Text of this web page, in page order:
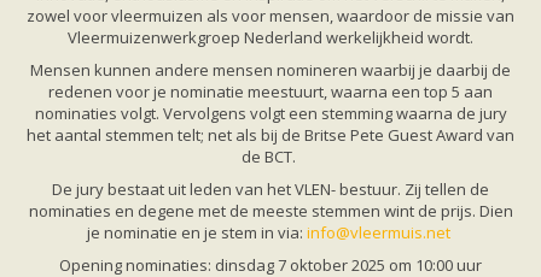
Mopsvleermuis
Noordse vleermuis
Rosse vleermuis
Ruige dwergvleermuis
Tweekleurige vleermuis
Vale vleermuis
Kinderpagina
Spreekbeurt
Knutselen
Tekenen
zowel voor vleermuizen als voor mensen, waardoor de missie van
Vleermuizenwerkgroep Nederland werkelijkheid wordt.
Mensen kunnen andere mensen nomineren waarbij je daarbij de
redenen voor je nominatie meestuurt, waarna een top 5 aan
nominaties volgt. Vervolgens volgt een stemming waarna de jury
het aantal stemmen telt; net als bij de Britse Pete Guest Award van
de BCT.
De jury bestaat uit leden van het VLEN- bestuur. Zij tellen de
nominaties en degene met de meeste stemmen wint de prijs. Dien
je nominatie en je stem in via: info@vleermuis.net
Opening nominaties: dinsdag 7 oktober 2025 om 10:00 uur